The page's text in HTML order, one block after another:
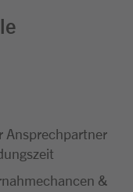
Ansprechpartner
&